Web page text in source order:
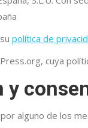
política de
cuya
y
alguno de los